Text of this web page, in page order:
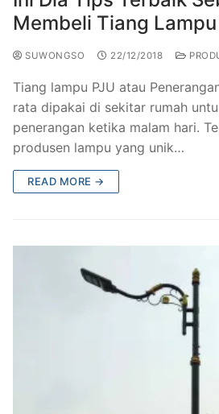
Membeli Tiang Lampu
SUWONGSO 22/12/2018
Tiang lampu PJU atau
rata dipakai di sekitar rumah
penerangan ketika malam hari.
produsen lampu yang unik…
READ MORE →